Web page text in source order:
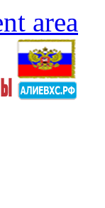
area